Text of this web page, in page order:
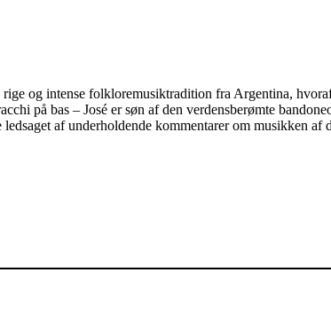
og intense folkloremusiktradition fra Argentina,
på bas – José er søn af den verdensberømte
af underholdende kommentarer om musikken af